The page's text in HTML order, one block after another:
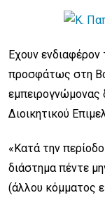
Εχουν
προσφάτως στη
εμπειρογνώμονας
Διοικητικού
«Κατά την
διάστημα πέντε
(άλλου κόμματος